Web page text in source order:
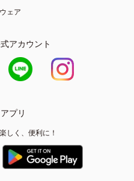
ェア
アカウント
プリ
しく、便利に！